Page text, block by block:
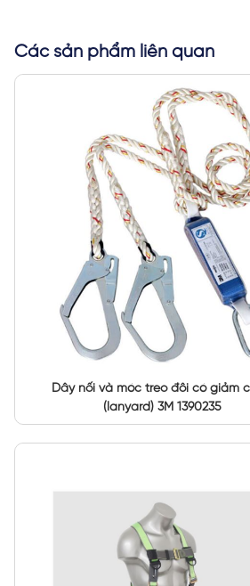
Các sản phẩm liên quan
Dây nối và móc treo đôi có giảm
(lanyard) 3M 1390235